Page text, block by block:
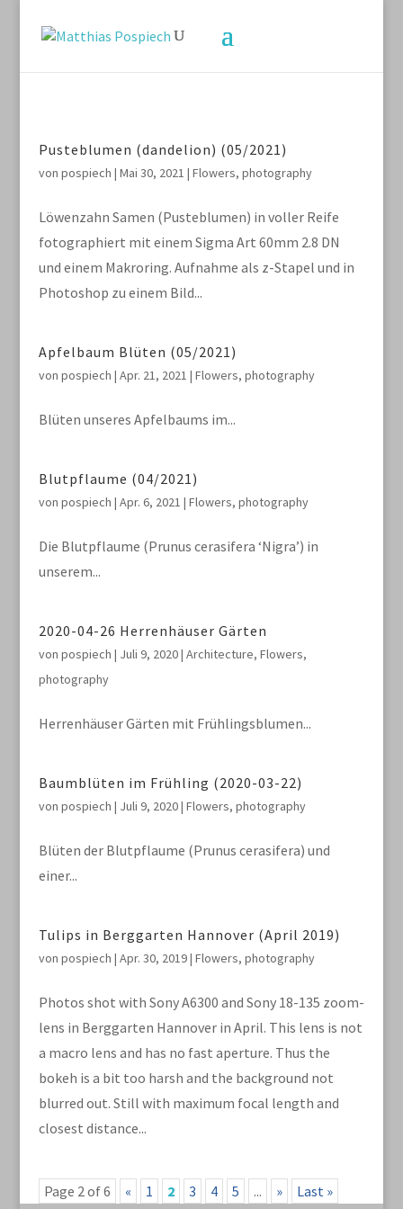
Pusteblumen (dandelion) (05/2021)
von pospiech | Mai 30, 2021 | Flowers, photography
Löwenzahn Samen (Pusteblumen) in voller Reife
fotographiert mit einem Sigma Art 60mm 2.8 DN
und einem Makroring. Aufnahme als z-Stapel und in
Photoshop zu einem Bild...
Apfelbaum Blüten (05/2021)
von pospiech | Apr. 21, 2021 | Flowers, photography
Blüten unseres Apfelbaums im...
Blutpflaume (04/2021)
von pospiech | Apr. 6, 2021 | Flowers, photography
Die Blutpflaume (Prunus cerasifera ‘Nigra’) in
unserem...
2020-04-26 Herrenhäuser Gärten
von pospiech | Juli 9, 2020| Architecture, Flowers,
photography
Herrenhäuser Gärten mit Frühlingsblumen...
Baumblüten im Frühling (2020-03-22)
von pospiech | Juli 9, 2020| Flowers, photography
Blüten der Blutpflaume (Prunus cerasifera) und
einer...
Tulips in Berggarten Hannover (April 2019)
von pospiech | Apr. 30, 2019| Flowers, photography
Photos shot with Sony A6300 and Sony 18-135 zoom-
lens in Berggarten Hannover in April. This lens is not
a macro lens and has no fast aperture. Thus the
bokeh is a bit too harsh and the background not
blurred out. Still with maximum focal length and
closest distance...
Page 2 of 6 « 1 2 3 4 5 ... » Last »